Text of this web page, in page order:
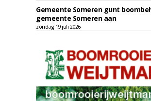
Gemeente Someren gunt
gemeente Someren aan
zondag 19 juli 2026